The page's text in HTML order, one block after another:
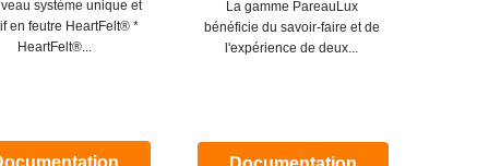
système unique et
en feutre HeartFelt® *
HeartFelt®...
La gamme PareauLux
bénéficie du savoir-faire et de
l'expérience de deux...